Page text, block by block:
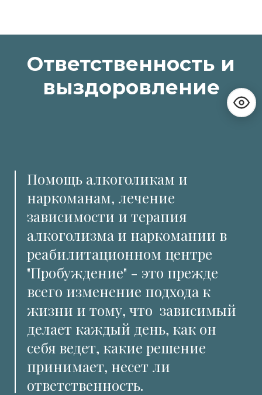
Ответственность и
выздоровление
Помощь алкоголикам и
наркоманам, лечение
зависимости и терапия
алкоголизма и наркомании в
реабилитационном центре
"Пробуждение" - это прежде
всего изменение подхода к
жизни и тому, что зависимый
делает каждый день, как он
себя ведет, какие решение
принимает, несет ли
ответственность.